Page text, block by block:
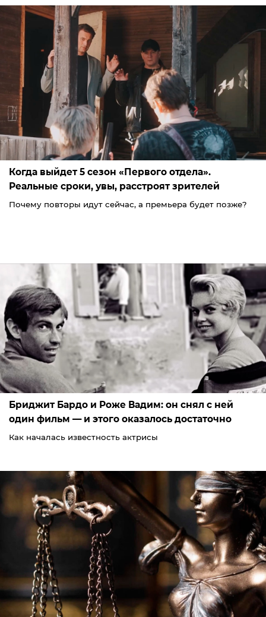
Когда выйдет 5 сезон «Первого отдела».
Реальные сроки, увы, расстроят зрителей
Почему повторы идут сейчас, а премьера будет позже?
Бриджит Бардо и Роже Вадим: он снял с ней
один фильм — и этого оказалось достаточно
Как началась известность актрисы